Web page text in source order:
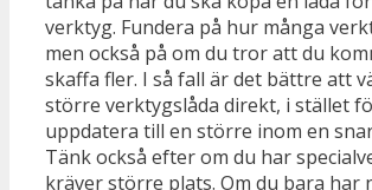
verktyg. Fundera på hur många
men också på om du tror att du
skaffa fler. I så fall är det bättre att
större verktygslåda direkt, i stället
uppdatera till en större inom en
Tänk också efter om du har
kräver större plats. Om du bara har